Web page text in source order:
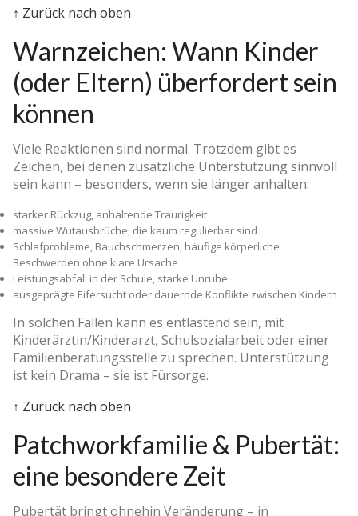
↑ Zurück nach oben
Warnzeichen: Wann Kinder
(oder Eltern) überfordert sein
können
Viele Reaktionen sind normal. Trotzdem gibt es
Zeichen, bei denen zusätzliche Unterstützung sinnvoll
sein kann – besonders, wenn sie länger anhalten:
starker Rückzug, anhaltende Traurigkeit
massive Wutausbrüche, die kaum regulierbar sind
Schlafprobleme, Bauchschmerzen, häufige körperliche
Beschwerden ohne klare Ursache
Leistungsabfall in der Schule, starke Unruhe
ausgeprägte Eifersucht oder dauernde Konflikte zwischen Kindern
In solchen Fällen kann es entlastend sein, mit
Kinderärztin/Kinderarzt, Schulsozialarbeit oder einer
Familienberatungsstelle zu sprechen. Unterstützung
ist kein Drama – sie ist Fürsorge.
↑ Zurück nach oben
Patchworkfamilie & Pubertät:
eine besondere Zeit
Pubertät bringt ohnehin Veränderung – in